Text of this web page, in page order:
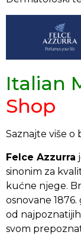
Italian
Shop
Saznajte više o
Felce Azzurra
sinonim za
kućne njege.
osnovane
od
svom